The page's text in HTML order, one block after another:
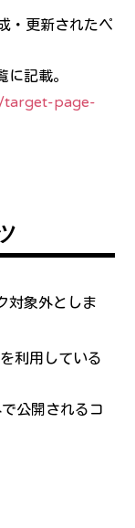
・更新されたペ
記載。
target-page-
対象外としま
利用している
公開されるコ